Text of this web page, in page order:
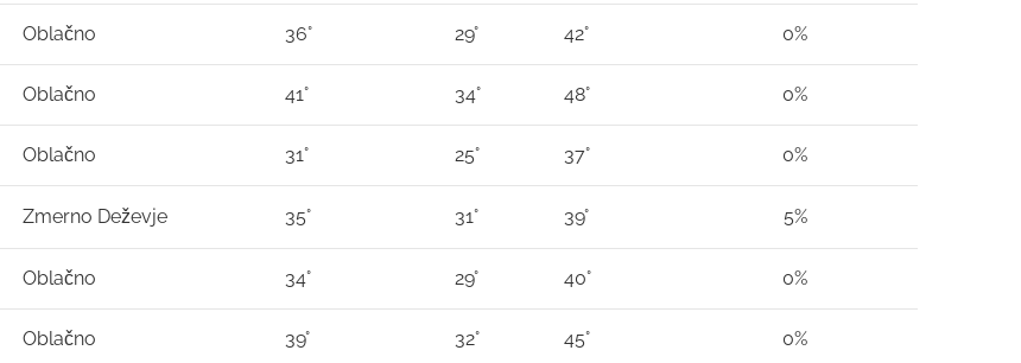
Oblačno 36° 29° 42° 0%
Oblačno 41° 34° 48° 0%
Oblačno 31° 25° 37° 0%
Zmerno Deževje 35° 31° 39° 5%
Oblačno 34° 29° 40° 0%
Oblačno 39° 32° 45° 0%